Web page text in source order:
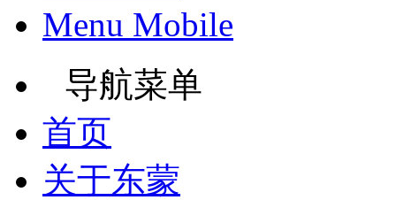
Menu Mobile
导航菜单
首页
关于东蒙